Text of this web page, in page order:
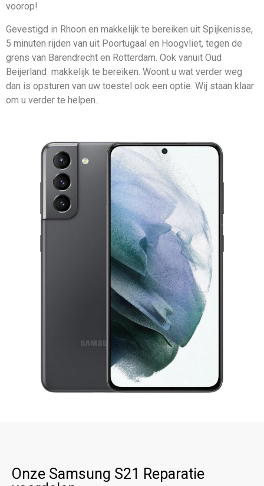
voorop!
Gevestigd in Rhoon en makkelijk te bereiken uit Spijkenisse,
5 minuten rijden van uit Poortugaal en Hoogvliet, tegen de
grens van Barendrecht en Rotterdam. Ook vanuit Oud
Beijerland makkelijk te bereiken. Woont u wat verder weg
dan is opsturen van uw toestel ook een optie. Wij staan klaar
om u verder te helpen..
Onze Samsung S21 Reparatie